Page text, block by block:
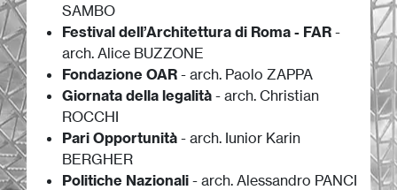
SAMBO
Festival dell’Architettura di Roma - FAR -
arch. Alice BUZZONE
Fondazione OAR - arch. Paolo ZAPPA
Giornata della legalità - arch. Christian
ROCCHI
Pari Opportunità - arch. Iunior Karin
BERGHER
Politiche Nazionali - arch. Alessandro PANCI